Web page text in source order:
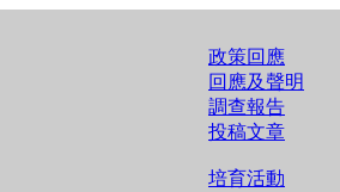
政策回應
回應及聲明
調查報告
投稿文章
培育活動